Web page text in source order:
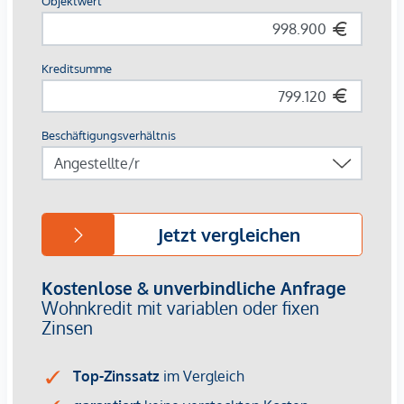
Exklusvie Dachgeschosswohnung mit großzügigem
Wohnkonzept und Ausblick über Tulln!
Die Wohnung überzeugt durch eine klar strukturierte
Grundrisslösung, die ein offenes und angenehmes
Raumgefühl schafft. Der ca. 42,58 m² große Wohn- und
Essbereich bildet den zentralen Mittelpunkt der Wohnung
geprägt. Diese sorgen nicht nur für eine ausgezeichnete
Belichtung, sondern schaffen auch eine fließende
Die offen gestaltete, rund 22,35 m² große Küche ist
funktional in den Wohnbereich integriert und wird durch
Dachflächenfenster sowie die südwestseitig ausgerichtete